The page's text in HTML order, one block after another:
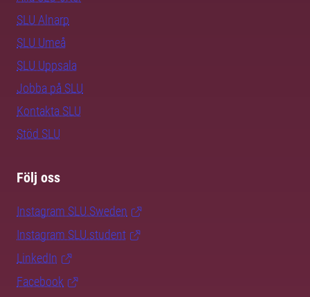
SLU Alnarp
SLU Umeå
SLU Uppsala
Jobba på SLU
Kontakta SLU
Stöd SLU
Följ oss
Instagram SLU.Sweden
Instagram SLU.student
LinkedIn
Facebook